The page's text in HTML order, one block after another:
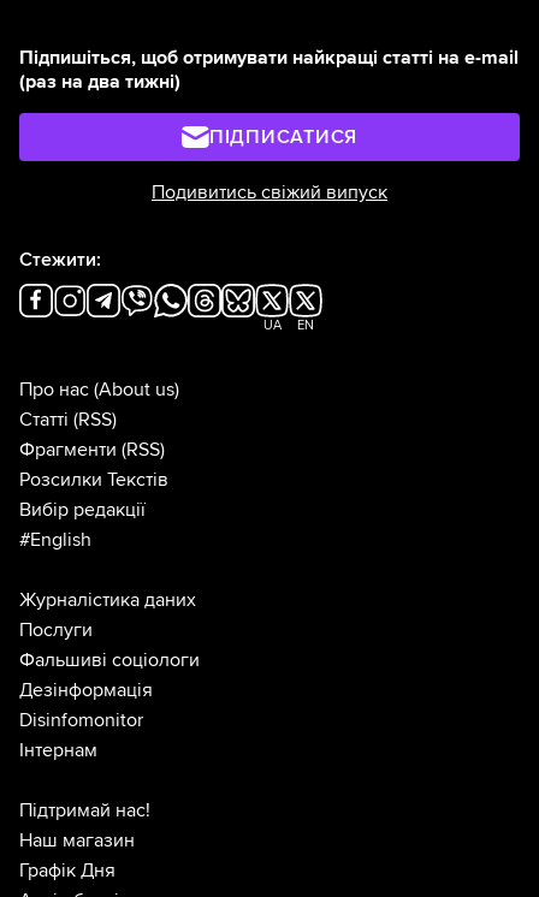
Підпишіться, щоб отримувати найкращі статті на e-mail
(раз на два тижні)
ПІДПИСАТИСЯ
Подивитись свіжий випуск
Стежити:
UA EN
Про нас (About us)
Статті (RSS)
Фрагменти (RSS)
Розсилки Текстів
Вибір редакції
#English
Журналістика даних
Послуги
Фальшиві соціологи
Дезінформація
Disinfomonitor
Інтернам
Підтримай нас!
Наш магазин
Графік Дня